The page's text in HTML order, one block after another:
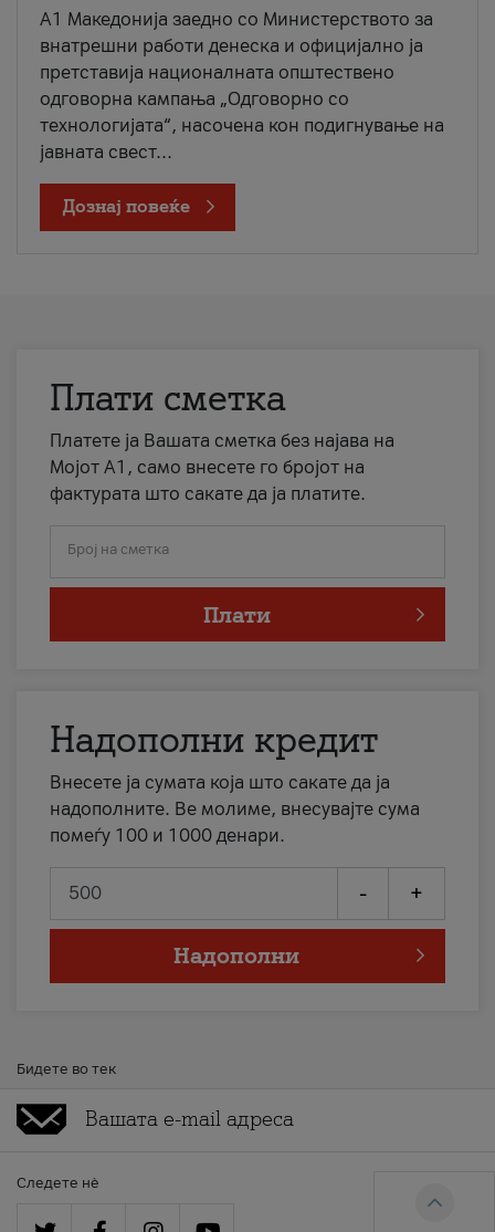
A1 Македонија заедно со Министерството за
внатрешни работи денеска и официјално ја
претставија националната општествено
одговорна кампања „Одговорно со
технологијата“, насочена кон подигнување на
јавната свест...
Дознај повеќе
Плати сметка
Платете ја Вашата сметка без најава на
Мојот А1, само внесете го бројот на
фактурата што сакате да ја платите.
Број на сметка
Плати
Надополни кредит
Внесете ја сумата која што сакате да ја
надополните. Ве молиме, внесувајте сума
помеѓу 100 и 1000 денари.
- +
Надополни
Бидете во тек
Следете нè